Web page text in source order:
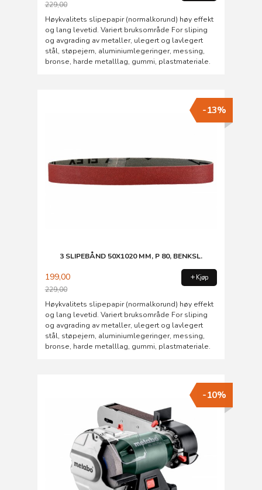
229,00
Rabatt
Høykvalitets slipepapir (normalkorund) høy effekt
og lang levetid. Variert bruksområde For sliping
og avgrading av metaller, ulegert og lavlegert
stål, støpejern, aluminiumlegeringer, messing,
bronse, harde metalllag, gummi, plastmateriale.
3 SLIPEBÅND 50X1020 MM, P 80, BENKSL.
199,00
229,00
Rabatt
-13%
Kjøp
Høykvalitets slipepapir (normalkorund) høy effekt
og lang levetid. Variert bruksområde For sliping
og avgrading av metaller, ulegert og lavlegert
stål, støpejern, aluminiumlegeringer, messing,
bronse, harde metalllag, gummi, plastmateriale.
-10%